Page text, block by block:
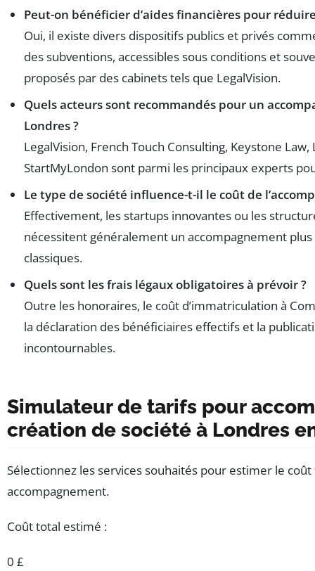
Peut-on bénéficier d’aides financières pour
Oui, il existe divers dispositifs publics et privés
des subventions, accessibles sous conditions et
proposés par des cabinets tels que LegalVision.
Quels acteurs sont recommandés pour un
Londres ?
LegalVision, French Touch Consulting, Keystone
StartMyLondon sont parmi les principaux experts
Le type de société influence-t-il le coût de
Effectivement, les startups innovantes ou les
nécessitent généralement un accompagnement
classiques.
Quels sont les frais légaux obligatoires à prévoir ?
Outre les honoraires, le coût d’immatriculation à
la déclaration des bénéficiaires effectifs et la
incontournables.
Simulateur de tarifs pour
création de société à Londres
Sélectionnez les services souhaités pour estimer le
accompagnement.
Coût total estimé :
0 £